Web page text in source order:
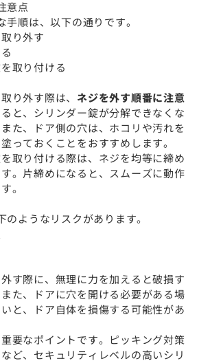
意点
手順は、以下の通りです。
り外す
取り付ける
り外す際は、 ネジを外す順番に注意
と、シリンダー錠が分解できなくな
た、ドア側の穴は、ホコリや汚れを
っておくことをおすすめします。
取り付ける際は、ネジを均等に締め
。片締めになると、スムーズに動作
。
のようなリスクがあります。
す際に、無理に力を加えると破損す
た、ドアに穴を開ける必要がある場
と、ドア自体を損傷する可能性があ
要なポイントです。ピッキング対策
ど、セキュリティレベルの高いシリ